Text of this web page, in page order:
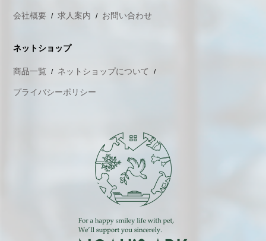
会社概要 求人案内 お問い合わせ
ネットショップ
商品一覧 ネットショップについて
プライバシーポリシー